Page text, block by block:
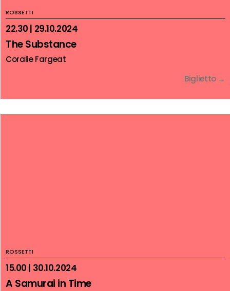
ROSSETTI
22.30 | 29.10.2024
The Substance
Coralie Fargeat
Biglietto →
ROSSETTI
15.00 | 30.10.2024
A Samurai in Time